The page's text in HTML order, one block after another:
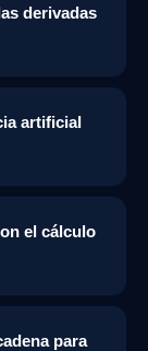
derivadas
artificial
el cálculo
para